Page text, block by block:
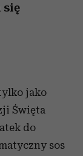
się
jako
Święta
do
sos